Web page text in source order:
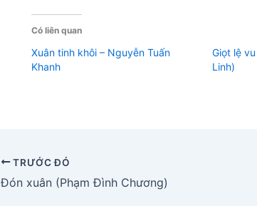
Có liên quan
Xuân tinh khôi – Nguyễn Tuấn
Khanh
Giọt lệ
Linh)
TRƯỚC ĐÓ
Đón xuân (Phạm Đình Chương)